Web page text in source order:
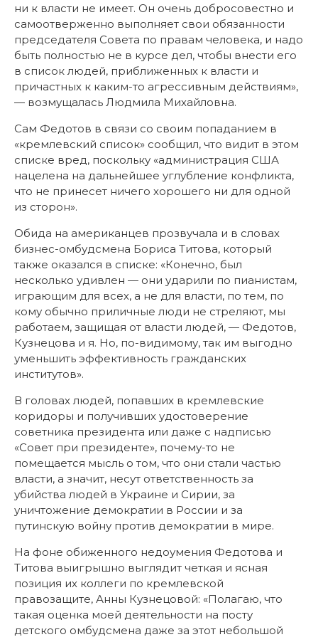
ни к власти не имеет. Он очень добросовестно и
самоотверженно выполняет свои обязанности
председателя Совета по правам человека, и надо
быть полностью не в курсе дел, чтобы внести его
в список людей, приближенных к власти и
причастных к каким-то агрессивным действиям»,
— возмущалась Людмила Михайловна.
Сам Федотов в связи со своим попаданием в
«кремлевский список» сообщил, что видит в этом
списке вред, поскольку «администрация США
нацелена на дальнейшее углубление конфликта,
что не принесет ничего хорошего ни для одной
из сторон».
Обида на американцев прозвучала и в словах
бизнес-омбудсмена Бориса Титова, который
также оказался в списке: «Конечно, был
несколько удивлен — они ударили по пианистам,
играющим для всех, а не для власти, по тем, по
кому обычно приличные люди не стреляют, мы
работаем, защищая от власти людей, — Федотов,
Кузнецова и я. Но, по-видимому, так им выгодно
уменьшить эффективность гражданских
институтов».
В головах людей, попавших в кремлевские
коридоры и получивших удостоверение
советника президента или даже с надписью
«Совет при президенте», почему-то не
помещается мысль о том, что они стали частью
власти, а значит, несут ответственность за
убийства людей в Украине и Сирии, за
уничтожение демократии в России и за
путинскую войну против демократии в мире.
На фоне обиженного недоумения Федотова и
Титова выигрышно выглядит четкая и ясная
позиция их коллеги по кремлевской
правозащите, Анны Кузнецовой: «Полагаю, что
такая оценка моей деятельности на посту
детского омбудсмена даже за этот небольшой